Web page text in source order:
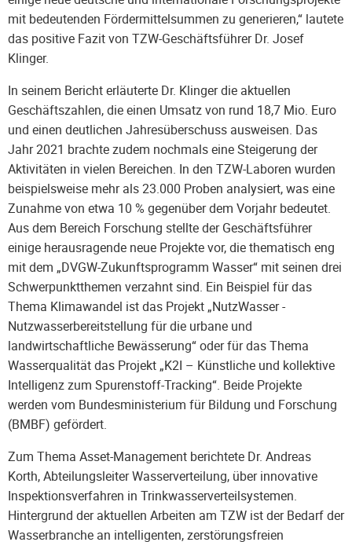
mit bedeutenden Fördermittelsummen zu generieren,“ lautete
das positive Fazit von TZW-Geschäftsführer Dr. Josef
Klinger.
In seinem Bericht erläuterte Dr. Klinger die aktuellen
Geschäftszahlen, die einen Umsatz von rund 18,7 Mio. Euro
und einen deutlichen Jahresüberschuss ausweisen. Das
Jahr 2021 brachte zudem nochmals eine Steigerung der
Aktivitäten in vielen Bereichen. In den TZW-Laboren wurden
beispielsweise mehr als 23.000 Proben analysiert, was eine
Zunahme von etwa 10 % gegenüber dem Vorjahr bedeutet.
Aus dem Bereich Forschung stellte der Geschäftsführer
einige herausragende neue Projekte vor, die thematisch eng
mit dem „DVGW-Zukunftsprogramm Wasser“ mit seinen drei
Schwerpunktthemen verzahnt sind. Ein Beispiel für das
Thema Klimawandel ist das Projekt „NutzWasser -
Nutzwasserbereitstellung für die urbane und
landwirtschaftliche Bewässerung“ oder für das Thema
Wasserqualität das Projekt „K2I – Künstliche und kollektive
Intelligenz zum Spurenstoff-Tracking“. Beide Projekte
werden vom Bundesministerium für Bildung und Forschung
(BMBF) gefördert.
Zum Thema Asset-Management berichtete Dr. Andreas
Korth, Abteilungsleiter Wasserverteilung, über innovative
Inspektionsverfahren in Trinkwasserverteilsystemen.
Hintergrund der aktuellen Arbeiten am TZW ist der Bedarf der
Wasserbranche an intelligenten, zerstörungsfreien